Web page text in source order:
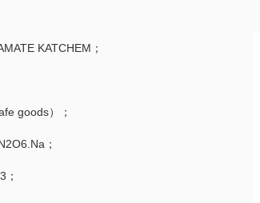
KATCHEM；
goods）；
；
；